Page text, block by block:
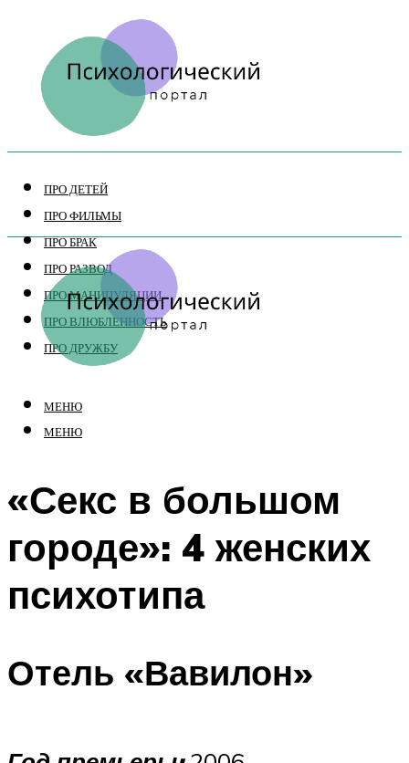
ПРО ДЕТЕЙ
ПРО ФИЛЬМЫ
ПРО БРАК
ПРО РАЗВОД
ПРО МАНИПУЛЯЦИИ
ПРО ВЛЮБЛЕННОСТЬ
ПРО ДРУЖБУ
МЕНЮ
МЕНЮ
«Секс в большом
городе»: 4 женских
психотипа
Отель «Вавилон»